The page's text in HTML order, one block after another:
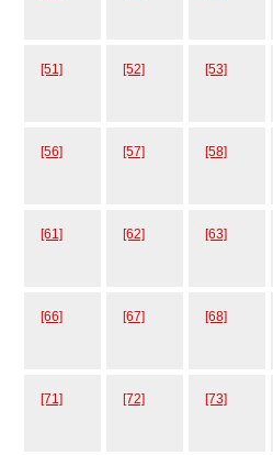
[51] [52] [53]
[56] [57] [58]
[61] [62] [63]
[66] [67] [68]
[71] [72] [73]